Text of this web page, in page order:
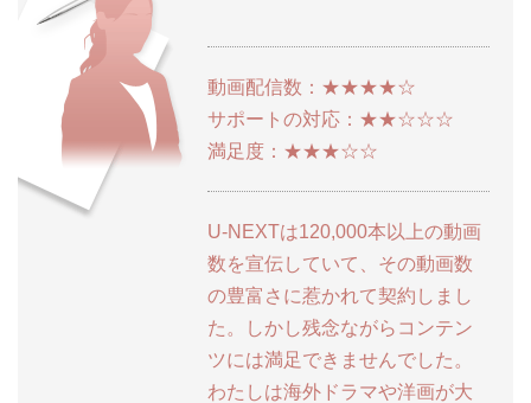
動画配信数：★★★★☆
サポートの対応：★★☆☆☆
満足度：★★★☆☆
U-NEXTは120,000本以上の動画
数を宣伝していて、その動画数
の豊富さに惹かれて契約しまし
た。しかし残念ながらコンテン
ツには満足できませんでした。
わたしは海外ドラマや洋画が大